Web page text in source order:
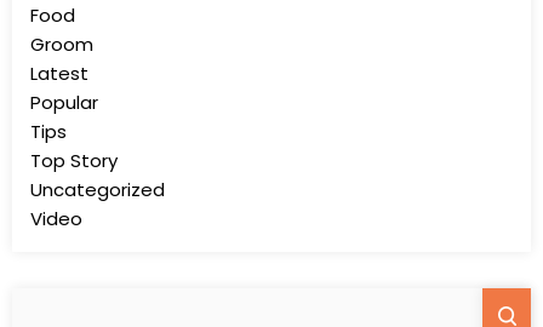
Food
Groom
Latest
Popular
Tips
Top Story
Uncategorized
Video